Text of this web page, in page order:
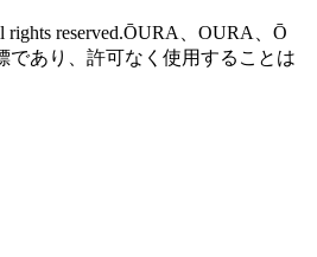
rights reserved.ŌURA、OURA、Ō
であり、許可なく使用することは